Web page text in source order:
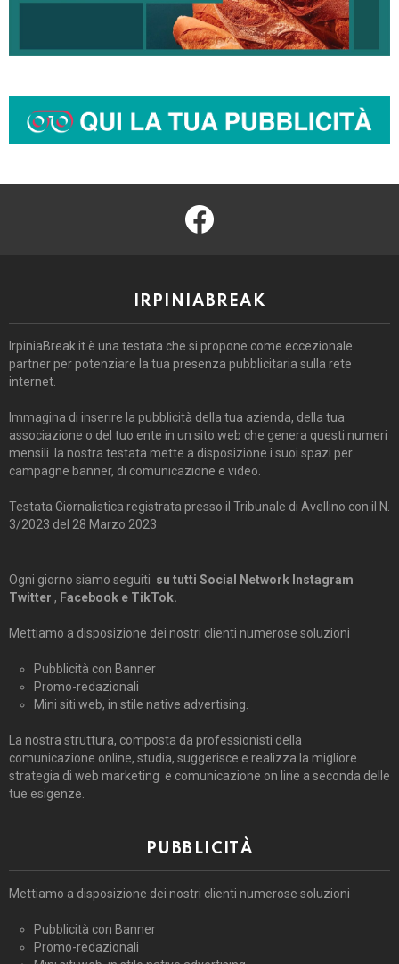
facebook
IRPINIABREAK
IrpiniaBreak.it è una testata che si propone come eccezionale
partner per potenziare la tua presenza pubblicitaria sulla rete
internet.
Immagina di inserire la pubblicità della tua azienda, della tua
associazione o del tuo ente in un sito web che genera questi numeri
mensili. la nostra testata mette a disposizione i suoi spazi per
campagne banner, di comunicazione e video.
Testata Giornalistica registrata presso il Tribunale di Avellino con il N.
3/2023 del 28 Marzo 2023
Ogni giorno siamo seguiti su tutti Social Network Instagram
Twitter , Facebook e TikTok.
Mettiamo a disposizione dei nostri clienti numerose soluzioni
Pubblicità con Banner
Promo-redazionali
Mini siti web, in stile native advertising.
La nostra struttura, composta da professionisti della
comunicazione online, studia, suggerisce e realizza la migliore
strategia di web marketing e comunicazione on line a seconda delle
tue esigenze.
PUBBLICITÀ
Mettiamo a disposizione dei nostri clienti numerose soluzioni
Pubblicità con Banner
Promo-redazionali